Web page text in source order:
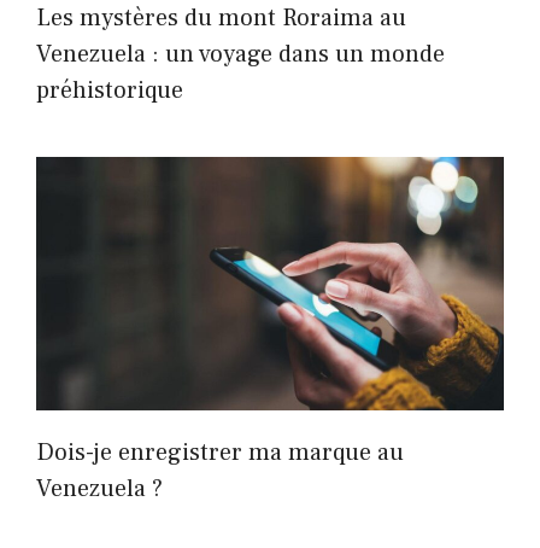
Les mystères du mont Roraima au
Venezuela : un voyage dans un monde
préhistorique
Dois-je enregistrer ma marque au
Venezuela ?